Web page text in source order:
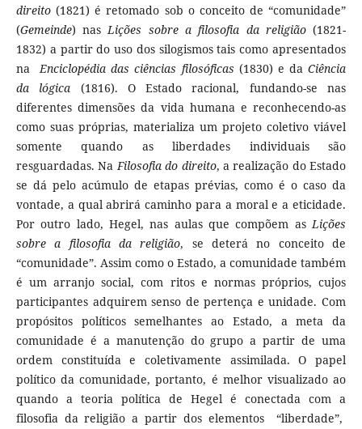
direito(1821) é retomado sob o conceito de “comunidade”
(Gemeinde) nasLições sobre a filosofia da religião(1821-
1832) a partir do uso dos silogismos tais como apresentados
naEnciclopédia das ciências filosóficas (1830) e daCiência
da lógica (1816). O Estado racional, fundando-se nas
diferentes dimensões da vida humana e reconhecendo-as
como suas próprias, materializa um projeto coletivo viável
somente quando as liberdades individuais são
resguardadas. NaFilosofia do direito, a realização do Estado
se dá pelo acúmulo de etapas prévias, como é o caso da
vontade, a qual abrirá caminho para a moral e a eticidade.
Por outro lado, Hegel, nas aulas que compõem asLições
sobre a filosofia da religião, se deterá no conceito de
“comunidade”. Assim como o Estado, a comunidade também
é um arranjo social, com ritos e normas próprios, cujos
participantes adquirem senso de pertença e unidade. Com
propósitos políticos semelhantes ao Estado, a meta da
comunidade é a manutenção do grupo a partir de uma
ordem constituída e coletivamente assimilada. O papel
político da comunidade, portanto, é melhor visualizado ao
quando a teoria política de Hegel é conectada com a
filosofia da religião a partir dos elementos “liberdade”,